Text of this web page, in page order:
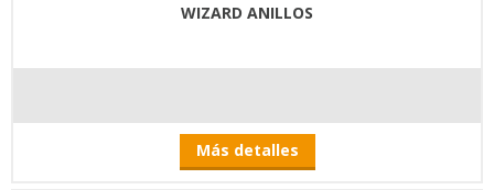
WIZARD ANILLOS
Más detalles